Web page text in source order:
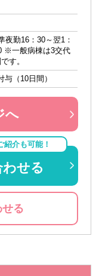
夜勤16：30～翌1：
※一般病棟は3交代
す。
与（10日間）
へ
介も可能！
せる
る